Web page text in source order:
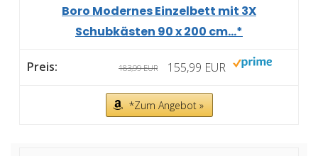
Boro Modernes Einzelbett mit 3X
Schubkästen 90 x 200 cm...*
183,99 EUR 155,99 EUR
*Zum Angebot »